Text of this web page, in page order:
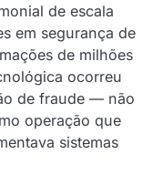
de escala
em segurança de
de milhões
ocorreu
de fraude — não
operação que
sistemas